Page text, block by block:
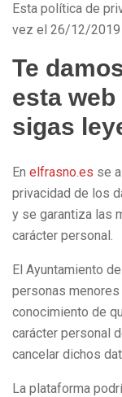
Esta política de
vez el 26/12/2019
Te
esta web
sigas
En elfrasno.es se
privacidad de los
y se garantiza las
carácter personal.
El Ayuntamiento
personas menores
conocimiento de
carácter personal
cancelar dichos
La plataforma